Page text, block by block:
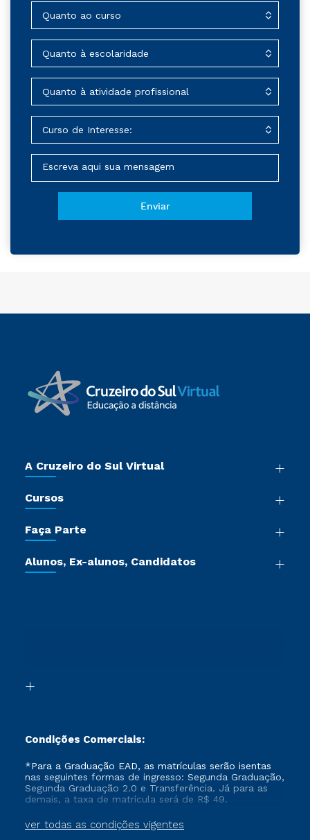
A Cruzeiro do Sul Virtual
Sala de Imprensa
Certificadoras
Jornada do Aluno
Cursos
Pós-graduação
Cursos Livres
Faça Parte
Vestibular Redação
Formação Pedagógica - R2
Alunos, Ex-alunos, Candidatos
Condições Comerciais:
ver todas as condições vigentes
*Para a Graduação EAD, as matrículas serão isentas
nas seguintes formas de ingresso: Segunda Graduação,
Segunda Graduação 2.0 e Transferência. Já para as
demais, a taxa de matrícula será de R$ 49.